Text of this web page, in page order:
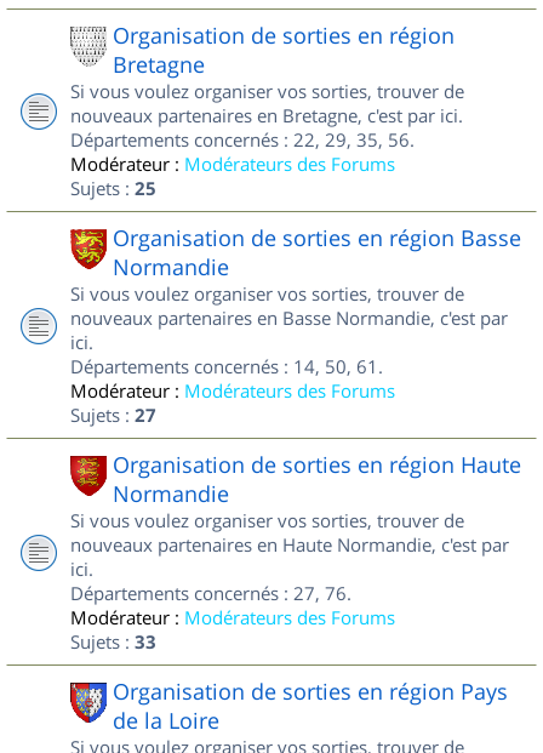
Organisation de sorties en région
Bretagne
Si vous voulez organiser vos sorties, trouver de
nouveaux partenaires en Bretagne, c'est par ici.
Départements concernés : 22, 29, 35, 56.
Modérateur : Modérateurs des Forums
Sujets : 25
Organisation de sorties en région Basse
Normandie
Si vous voulez organiser vos sorties, trouver de
nouveaux partenaires en Basse Normandie, c'est par
ici.
Départements concernés : 14, 50, 61.
Modérateur : Modérateurs des Forums
Sujets : 27
Organisation de sorties en région Haute
Normandie
Si vous voulez organiser vos sorties, trouver de
nouveaux partenaires en Haute Normandie, c'est par
ici.
Départements concernés : 27, 76.
Modérateur : Modérateurs des Forums
Sujets : 33
Organisation de sorties en région Pays
de la Loire
Si vous voulez organiser vos sorties, trouver de